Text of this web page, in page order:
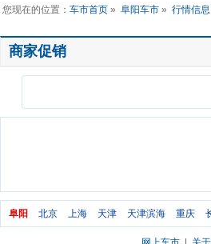
您现在的位置： 车市首页 » 阜阳车市 » 行情信息
商家促销
阜阳 北京 上海 天津 天津滨海 重庆